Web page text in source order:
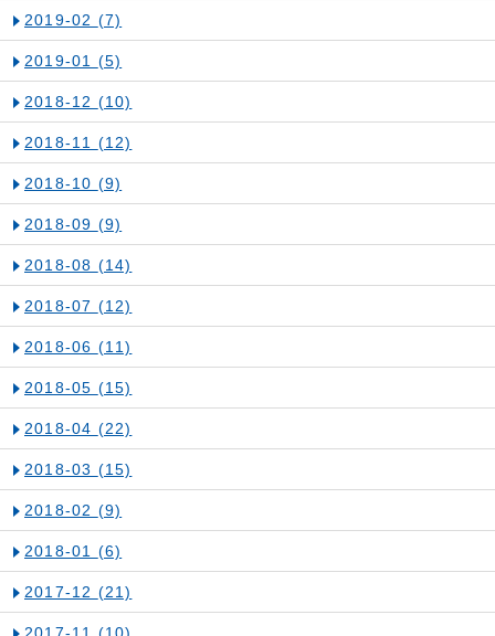
2019-02 (7)
2019-01 (5)
2018-12 (10)
2018-11 (12)
2018-10 (9)
2018-09 (9)
2018-08 (14)
2018-07 (12)
2018-06 (11)
2018-05 (15)
2018-04 (22)
2018-03 (15)
2018-02 (9)
2018-01 (6)
2017-12 (21)